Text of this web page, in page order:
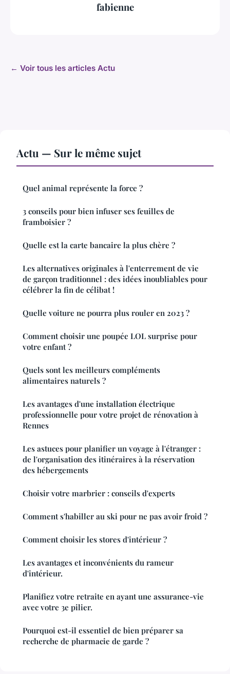
fabienne
← Voir tous les articles Actu
Actu — Sur le même sujet
Quel animal représente la force ?
3 conseils pour bien infuser ses feuilles de
framboisier ?
Quelle est la carte bancaire la plus chère ?
Les alternatives originales à l'enterrement de vie
de garçon traditionnel : des idées inoubliables pour
célébrer la fin de célibat !
Quelle voiture ne pourra plus rouler en 2023 ?
Comment choisir une poupée LOL surprise pour
votre enfant ?
Quels sont les meilleurs compléments
alimentaires naturels ?
Les avantages d'une installation électrique
professionnelle pour votre projet de rénovation à
Rennes
Les astuces pour planifier un voyage à l'étranger :
de l'organisation des itinéraires à la réservation
des hébergements
Choisir votre marbrier : conseils d'experts
Comment s'habiller au ski pour ne pas avoir froid ?
Comment choisir les stores d'intérieur ?
Les avantages et inconvénients du rameur
d'intérieur.
Planifiez votre retraite en ayant une assurance-vie
avec votre 3e pilier.
Pourquoi est-il essentiel de bien préparer sa
recherche de pharmacie de garde ?